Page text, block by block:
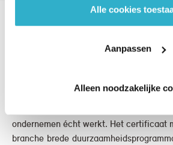
Alle cookies
Aanpassen
Alleen noodzakelijke
ERKEND DUURZAAM
In 2024 hebben wij het Erkend
focus op CO₂-reductie, vitaliteit van
ondernemen écht werkt. Het certificaat
branche brede